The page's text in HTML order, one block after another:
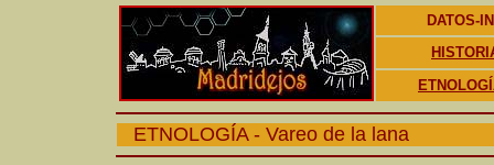
DATOS-
ETNOLOGÍA - Vareo de la lana